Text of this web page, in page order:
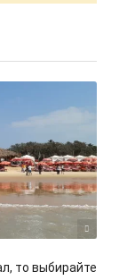
unsplash
то выбирайте